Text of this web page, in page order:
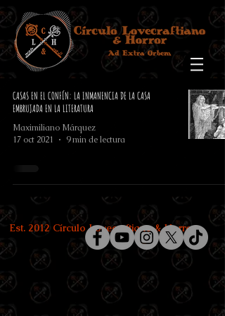
CASAS EN EL CONFÍN: LA INMANENCIA DE LA CASA
EMBRUJADA EN LA LITERATURA
Maximiliano Márquez
17 oct 2021
9 min de lectura
Est. 2012 Círculo Lovecraftiano & Horror